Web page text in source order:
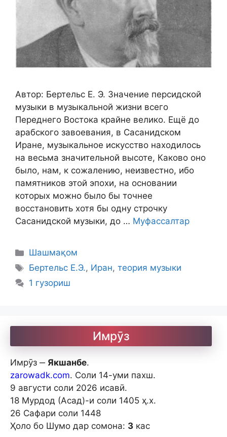
Автор: Бертельс Е. Э. Значение персидской
музыки в музыкальной жизни всего
Переднего Востока крайне велико. Ещё до
арабского завоевания, в Сасанидском
Иране, музыкальное искусство находилось
на весьма значительной высоте, Каково оно
было, нам, к сожалению, неизвестно, ибо
памятников этой эпохи, на основании
которых можно было бы точнее
восстановить хотя бы одну строчку
Сасанидской музыки, до … Муфассалтар
Categories
Шашмақом
Tags
Бертельс Е.Э., Иран,теория музыки
1 гузориш
Имрӯз
Имрӯз ‒ Якшанбе.
zarowadk.com. Соли 14-уми пахш.
9 августи соли 2026 исавӣ.
18 Мурдод (Асад)-и соли 1405 ҳ.х.
26 Сафари соли 1448
Ҳоло бо Шумо дар сомона: 3 кас